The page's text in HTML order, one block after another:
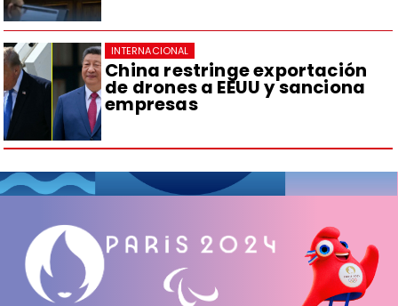
China restringe exportación
de drones a EEUU y sanciona
empresas
INTERNACIONAL